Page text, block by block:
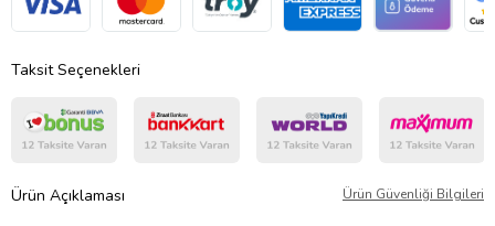
Taksit Seçenekleri
Ürün Açıklaması Ürün Güvenliği Bilgileri